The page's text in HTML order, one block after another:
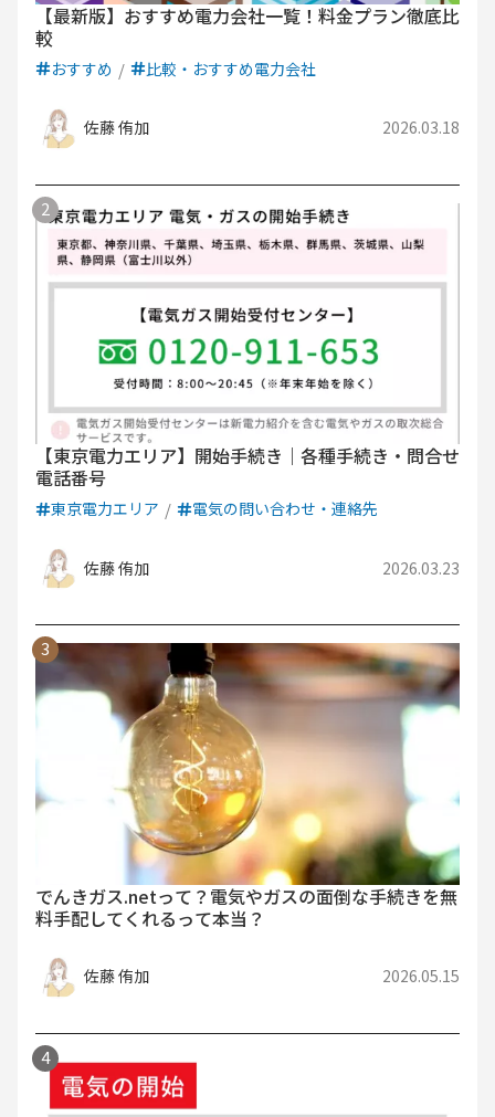
【最新版】おすすめ電力会社一覧！料金プラン徹底比
較
おすすめ 比較・おすすめ電力会社
佐藤 侑加 2026.03.18
【東京電力エリア】開始手続き｜各種手続き・問合せ
電話番号
東京電力エリア 電気の問い合わせ・連絡先
佐藤 侑加 2026.03.23
でんきガス.netって？電気やガスの面倒な手続きを無
料手配してくれるって本当？
佐藤 侑加 2026.05.15